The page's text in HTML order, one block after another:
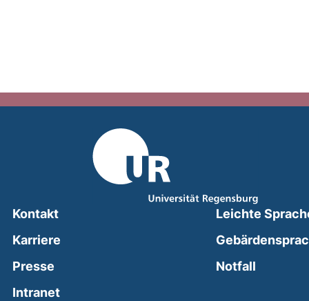
Kontakt
Karriere
Presse
Intranet(external link, opens in a new window)
Leichte
Notfall